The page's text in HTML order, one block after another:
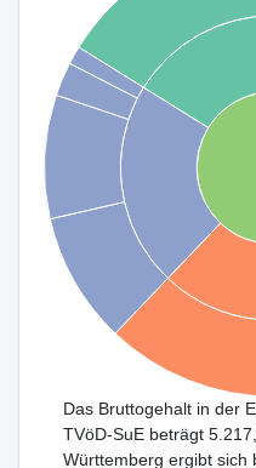
Das Bruttogehalt in der
TVöD-SuE beträgt
Württemberg ergibt sich